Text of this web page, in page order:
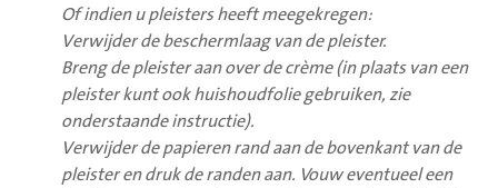
Of indien u pleisters heeft meegekregen:
Verwijder de beschermlaag van de pleister.
Breng de pleister aan over de crème (in plaats van een
pleister kunt ook huishoudfolie gebruiken, zie
onderstaande instructie).
Verwijder de papieren rand aan de bovenkant van de
pleister en druk de randen aan. Vouw eventueel een